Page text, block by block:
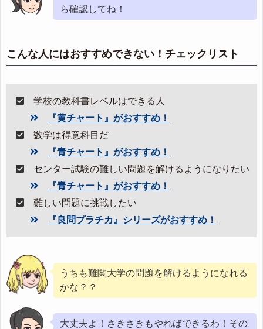
ら確認してね！
こんな人にはおすすめできない！チェックリスト
学校の教科書レベルはできる人
『黄チャート』がおすすめ！
数学は得意科目だ
『青チャート』がおすすめ！
センター試験の難しい問題を解けるようになりたい
『青チャート』がおすすめ！
難しい問題に挑戦したい
『良問プラチカ』シリーズがおすすめ！
うちも難関大学の問題を解けるようになれる
かな？？
大丈夫よ！さきさきもやればできるわ！その